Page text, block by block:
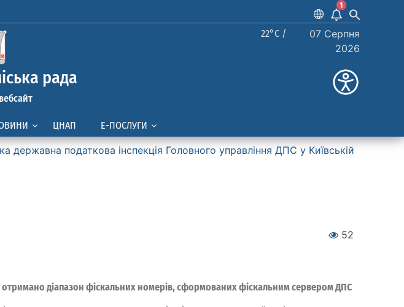
1
рада
22°C /
07 Серпня
2026
ЦНАП Е-ПОСЛУГИ
державна податкова інспекція Головного управління ДПС у Київській
52
діапазон фіскальних номерів, сформованих фіскальним сервером ДПС